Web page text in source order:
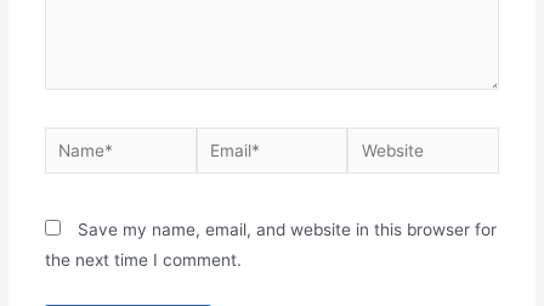
Name* Email* Website
Save my name, email, and website in this browser for
the next time I comment.